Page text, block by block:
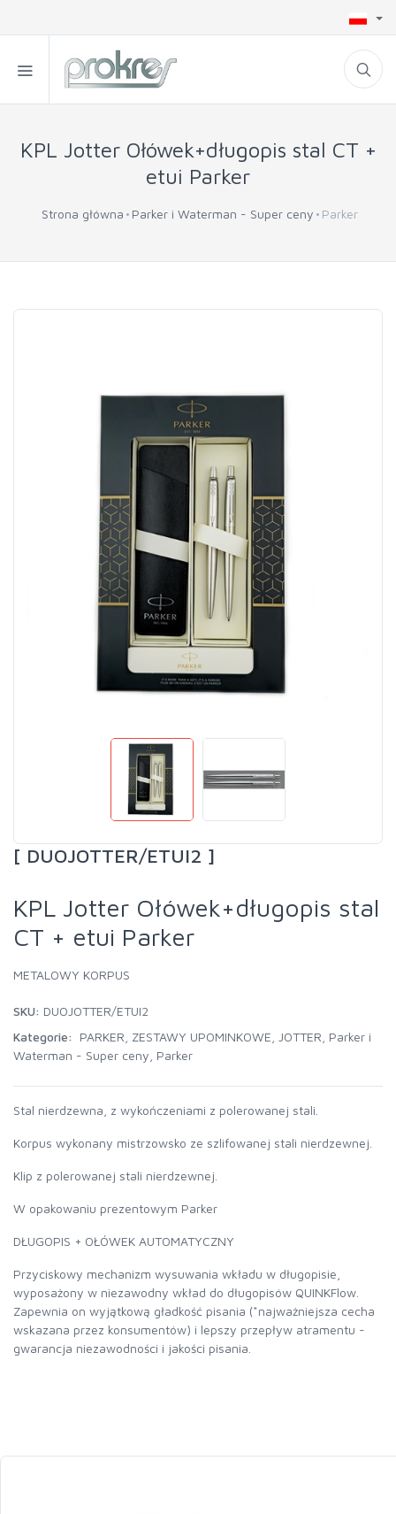
KPL Jotter Ołówek+długopis stal CT +
etui Parker
Strona główna Parker i Waterman - Super ceny Parker
[ DUOJOTTER/ETUI2 ]
KPL Jotter Ołówek+długopis stal
CT + etui Parker
METALOWY KORPUS
SKU: DUOJOTTER/ETUI2
Kategorie:
PARKER ZESTAWY UPOMINKOWE JOTTER Parker i
Waterman - Super ceny Parker
Stal nierdzewna, z wykończeniami z polerowanej stali.
Korpus wykonany mistrzowsko ze szlifowanej stali nierdzewnej.
Klip z polerowanej stali nierdzewnej.
W opakowaniu prezentowym Parker
DŁUGOPIS + OŁÓWEK AUTOMATYCZNY
Przyciskowy mechanizm wysuwania wkładu w długopisie,
wyposażony w niezawodny wkład do długopisów QUINKFlow.
Zapewnia on wyjątkową gładkość pisania (*najważniejsza cecha
wskazana przez konsumentów) i lepszy przepływ atramentu -
gwarancja niezawodności i jakości pisania.